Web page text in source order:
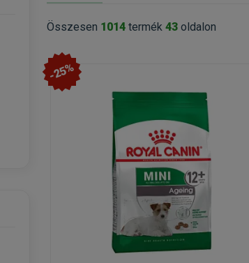
Összesen 1014 termék 43 oldalon
-25%